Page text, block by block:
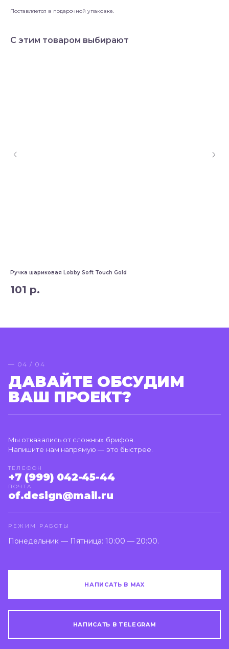
Поставляется в подарочной упаковке.
С этим товаром выбирают
Ручка шариковая Lobby Soft Touch Gold
101 р.
— 04 / 04
ДАВАЙТЕ ОБСУДИМ
ВАШ ПРОЕКТ?
Мы отказались от сложных брифов.
Напишите нам напрямую — это быстрее.
ТЕЛЕФОН
+7 (999) 042-45-44
ПОЧТА
of.design@mail.ru
РЕЖИМ РАБОТЫ
Понедельник — Пятница: 10:00 — 20:00.
НАПИСАТЬ В MAX
НАПИСАТЬ В TELEGRAM